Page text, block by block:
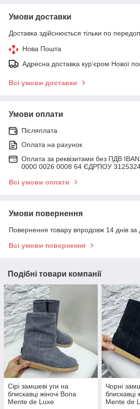
Умови доставки
Доставка здійснюється тільки по
Нова Пошта
Адресна доставка кур'єром Нової
Всі умови доставки
Умови оплати
Післяплата
Оплата на рахунок
Оплата за реквізитами без ПДВ
0000 0026 0008 64 ЄДРПОУ
Всі умови оплати
Умови повернення
Повернення товару впродовж 14 днів за
Всі умови повернення
Подібні товари компанії
Сірі замшеві уги на
блискавці жіночі Bona
Mente de Luxe
Чорні
блискавці
Mente de